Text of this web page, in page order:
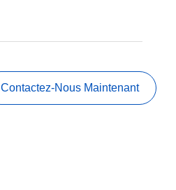
Contactez-Nous Maintenant